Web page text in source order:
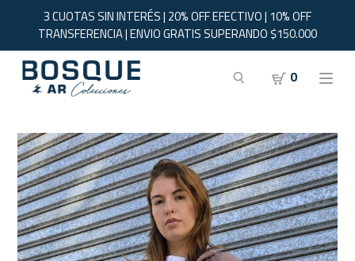
3 CUOTAS SIN INTERÉS | 20% OFF EFECTIVO | 10% OFF
TRANSFERENCIA | ENVIO GRATIS SUPERANDO $150.000
0